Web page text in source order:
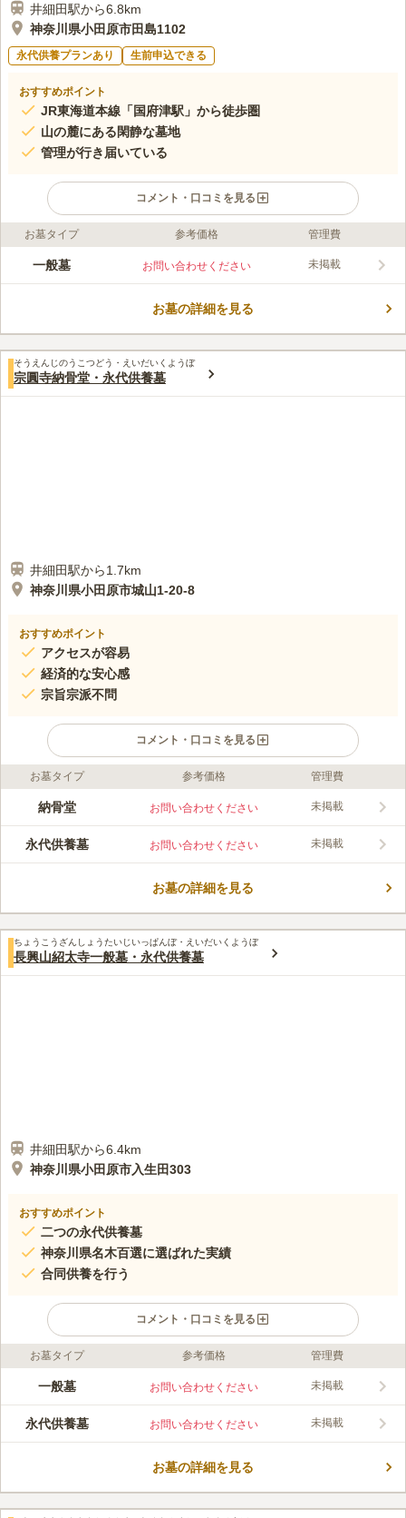
井細田駅から6.8km
神奈川県小田原市田島1102
永代供養プランあり 生前申込できる
おすすめポイント
JR東海道本線「国府津駅」から徒歩圏
山の麓にある閑静な墓地
管理が行き届いている
コメント・口コミを見る
ライフドット編集部のコメント
一徳寺は1298年に雪庭白禅師によって開山されたと伝わる臨済
れます。 本堂から続く参道を進むと、緑の木々を背景にした開
口コミ評価
この霊園はまだ誰からも評価されていません。
お墓タイプ 参考価格 管理費
一般墓 お問い合わせください 未掲載
お墓の詳細を見る
そうえんじのうこつどう・えいだいくようぼ
宗圓寺納骨堂・永代供養墓
井細田駅から1.7km
神奈川県小田原市城山1-20-8
おすすめポイント
アクセスが容易
経済的な安心感
宗旨宗派不問
コメント・口コミを見る
口コミ評価
この霊園はまだ誰からも評価されていません。
お墓タイプ 参考価格 管理費
納骨堂 お問い合わせください 未掲載
永代供養墓 お問い合わせください 未掲載
お墓の詳細を見る
ちょうこうざんしょうたいじいっぱんぼ・えいだいくようぼ
長興山紹太寺一般墓・永代供養墓
井細田駅から6.4km
神奈川県小田原市入生田303
おすすめポイント
二つの永代供養墓
神奈川県名木百選に選ばれた実績
合同供養を行う
コメント・口コミを見る
口コミ評価
この霊園はまだ誰からも評価されていません。
お墓タイプ 参考価格 管理費
一般墓 お問い合わせください 未掲載
永代供養墓 お問い合わせください 未掲載
お墓の詳細を見る